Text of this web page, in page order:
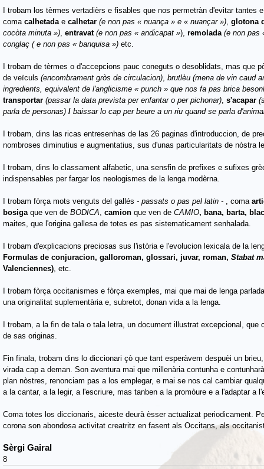
I trobam los tèrmes vertadièrs e fisables que nos permetràn d'evitar tantes
coma calhetada e calhetar (e non pas « nuança » e « nuançar ») glotona
cocòta minuta ») entravat (e non pas « andicapat »), remolada (e non pas
conglaç ( e non pas « banquisa ») etc.
I trobam de tèrmes o d'accepcions pauc coneguts o desoblidats, mas que
de veïculs (encombrament gròs de circulacion) brutlèu (mena de vin caud
ingredients, equivalent de l'anglicisme « punch » que nos fa pas brica
transportar (passar la data prevista per enfantar o per pichonar) s'acapar
parla de personas) / baissar lo cap per beure a un riu quand se parla
I trobam, dins las ricas entresenhas de las 26 paginas d'introduccion, de
nombroses diminutius e augmentatius, sus d'unas particularitats de nòstra
I trobam, dins lo classament alfabetic, una sensfin de prefixes e sufixes
indispensables per fargar los neologismes de la lenga modèrna.
I trobam fòrça mots venguts del gallés - passats o pas pel latin - , coma
bosiga que ven de BODICA camion que ven de CAMIO, bana, barta,
maites, que l'origina gallesa de totes es pas sistematicament senhalada.
I trobam d'explicacions preciosas sus l'istòria e l'evolucion lexicala de la
Formulas de conjuracion, galloroman, glossari, juvar, roman, Stabat
Valenciennes) , etc.
I trobam fòrça occitanismes e fòrça exemples, mai que mai de lenga
una originalitat suplementària e, subretot, donan vida a la lenga.
I trobam, a la fin de tala o tala letra, un document illustrat excepcional,
de sas originas.
Fin finala, trobam dins lo diccionari çò que tant esperàvem despuèi un
virada cap a deman. Son aventura mai que millenària contunha e
plan nòstres, renonciam pas a los emplegar, e mai se nos cal cambiar
a la cantar, a la legir, a l'escriure, mas tanben a la promòure e a l'adaptar a
Coma totes los diccionaris, aiceste deurà èsser actualizat periodicament.
corona son abondosa activitat creatritz en fasent als Occitans, als
Sèrgi Gairal
8